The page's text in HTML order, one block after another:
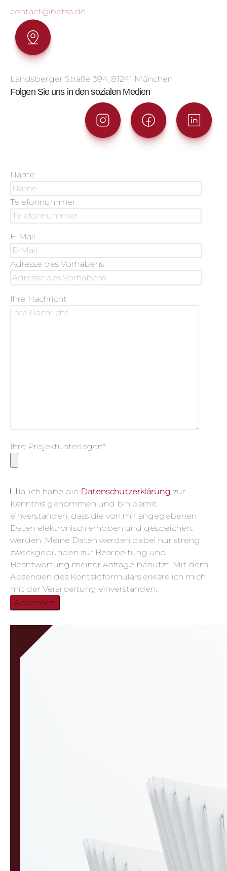
contact@betsa.de
Landsberger Straße 394, 81241 München
Folgen Sie uns in den sozialen Medien
Name
Telefonnummer
E-Mail
Adresse des Vorhabens
Ihre Nachricht
Ihre Projektunterlagen*
Ja, ich habe die Datenschutzerklärung zur
Kenntnis genommen und bin damit
einverstanden, dass die von mir angegebenen
Daten elektronisch erhoben und gespeichert
werden. Meine Daten werden dabei nur streng
zweckgebunden zur Bearbeitung und
Beantwortung meiner Anfrage benutzt. Mit dem
Absenden des Kontaktformulars erkläre ich mich
mit der Verarbeitung einverstanden.